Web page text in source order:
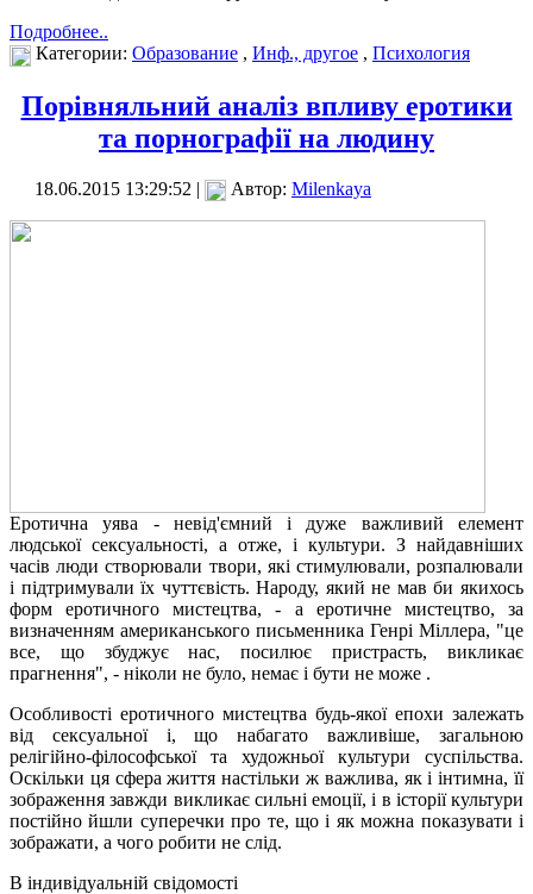
Подробнее..
Категории: Образование , Инф., другое , Психология
Порівняльний аналіз впливу еротики
та порнографії на людину
18.06.2015 13:29:52 | Автор: Milenkaya
Еротична уява - невід'ємний і дуже важливий елемент
людської сексуальності, а отже, і культури. З найдавніших
часів люди створювали твори, які стимулювали, розпалювали
і підтримували їх чуттєвість. Народу, який не мав би якихось
форм еротичного мистецтва, - а еротичне мистецтво, за
визначенням американського письменника Генрі Міллера, "це
все, що збуджує нас, посилює пристрасть, викликає
прагнення", - ніколи не було, немає і бути не може .
Особливості еротичного мистецтва будь-якої епохи залежать
від сексуальної і, що набагато важливіше, загальною
релігійно-філософської та художньої культури суспільства.
Оскільки ця сфера життя настільки ж важлива, як і інтимна, її
зображення завжди викликає сильні емоції, і в історії культури
постійно йшли суперечки про те, що і як можна показувати і
зображати, а чого робити не слід.
В індивідуальній свідомості